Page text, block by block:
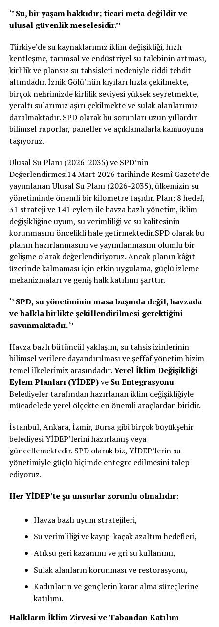
‘’ Su, bir yaşam hakkıdır; ticari meta değildir ve
ulusal güvenlik meselesidir.’’
Türkiye’de su kaynaklarımız iklim değişikliği, hızlı
kentleşme, tarımsal ve endüstriyel su talebinin artması,
kirlilik ve plansız su tahsisleri nedeniyle ciddi tehdit
altındadır. İznik Gölü’nün kıyıları hızla çekilmekte,
birçok nehrimizde kirlilik seviyesi yüksek seyretmekte,
yeraltı sularımız aşırı çekilmekte ve sulak alanlarımız
daralmaktadır. SPD olarak bu sorunları uzun yıllardır
bilimsel raporlar, paneller ve açıklamalarla kamuoyuna
taşıyoruz.
Ulusal Su Planı (2026-2035) ve SPD’nin
Değerlendirmesi14 Mart 2026 tarihinde Resmî Gazete’de
yayımlanan Ulusal Su Planı (2026-2035), ülkemizin su
yönetiminde önemli bir kilometre taşıdır. Plan; 8 hedef,
31 strateji ve 141 eylem ile havza bazlı yönetim, iklim
değişikliğine uyum, su verimliliği ve su kalitesinin
korunmasını öncelikli hale getirmektedir.SPD olarak bu
planın hazırlanmasını ve yayımlanmasını olumlu bir
gelişme olarak değerlendiriyoruz. Ancak planın kâğıt
üzerinde kalmaması için etkin uygulama, güçlü izleme
mekanizmaları ve geniş halk katılımı şarttır.
‘’ SPD, su yönetiminin masa başında değil, havzada
ve halkla birlikte şekillendirilmesi gerektiğini
savunmaktadır. ‘’
Havza bazlı bütüncül yaklaşım, su tahsis izinlerinin
bilimsel verilere dayandırılması ve şeffaf yönetim bizim
temel ilkelerimiz arasındadır.Yerel İklim Değişikliği
Eylem Planları (YİDEP)ve Su Entegrasyonu
Belediyeler tarafından hazırlanan iklim değişikliğiyle
mücadelede yerel ölçekte en önemli araçlardan biridir.
İstanbul, Ankara, İzmir, Bursa gibi birçok büyükşehir
belediyesi YİDEP’lerini hazırlamış veya
güncellemektedir. SPD olarak biz, YİDEP’lerin su
yönetimiyle güçlü biçimde entegre edilmesini talep
ediyoruz.
Her YİDEP’te şu unsurlar zorunlu olmalıdır:
Havza bazlı uyum stratejileri,
Su verimliliği ve kayıp-kaçak azaltım hedefleri,
Atıksu geri kazanımı ve gri su kullanımı,
Sulak alanların korunması ve restorasyonu,
Kadınların ve gençlerin karar alma süreçlerine
katılımı.
Halkların İklim Zirvesi ve Tabandan Katılım